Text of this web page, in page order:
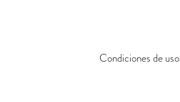
Condiciones de uso